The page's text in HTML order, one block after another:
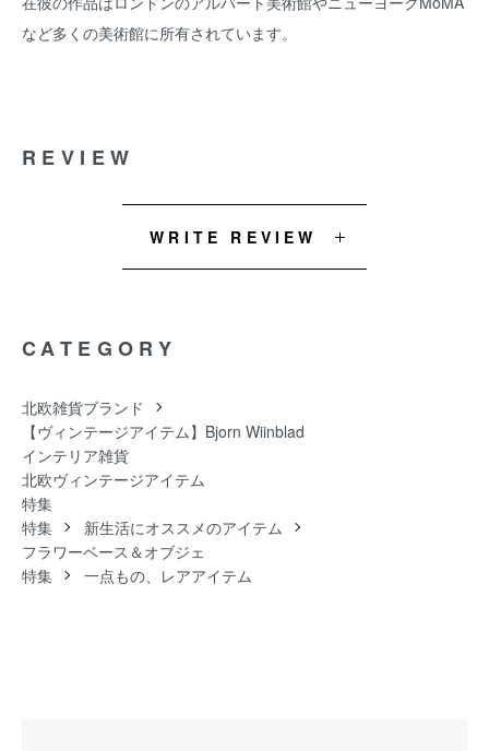
など多くの美術館に所有されています。
REVIEW
WRITE REVIEW
CATEGORY
北欧雑貨ブランド
【ヴィンテージアイテム】Bjorn Wiinblad
インテリア雑貨
北欧ヴィンテージアイテム
特集
特集
新生活にオススメのアイテム
フラワーベース＆オブジェ
特集
一点もの、レアアイテム